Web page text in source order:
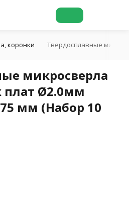
коронки Твердосплавные
микросверла
плат Ø2.0мм
мм (Набор 10